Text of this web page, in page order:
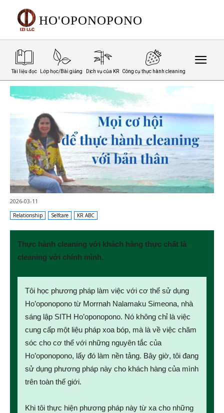
HO'OPONOPONO
Tài liệu đọc Lớp học/Bài giảng Dịch vụ của KR Công cụ thực hành cleaning
2026-03-11
Relationship Selfcare KR ABC
Thực hành cleaning với khách hàng thực chất là
cleaning với chính mình.
Tôi học phương pháp làm việc với cơ thể sử dụng
Ho’oponopono từ Morrnah Nalamaku Simeona, nhà
sáng lập SITH Ho’oponopono. Nó không chỉ là việc
cung cấp một liệu pháp xoa bóp, mà là về việc chăm
sóc cho cơ thể với những nguyên tắc của
Ho’oponopono, lấy đó làm nền tảng. Bây giờ, tôi đang
sử dụng phương pháp này cho khách hàng của mình
trên toàn thế giới.
Khi tôi thực hiện phương pháp này từ xa cho những